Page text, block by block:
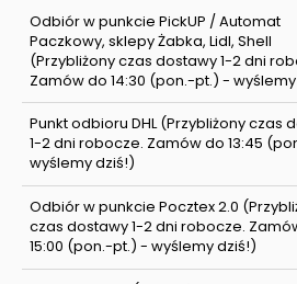
Odbiór w punkcie PickUP / Automat
Paczkowy, sklepy Żabka, Lidl, Shell
(Przybliżony czas dostawy 1-2 dni
Zamów do 14:30 (pon.-pt.) -
Punkt odbioru DHL(Przybliżony czas
1-2 dni robocze. Zamów do 13:45
wyślemy dziś!)
Odbiór w punkcie Pocztex 2.0
czas dostawy 1-2 dni robocze.
15:00 (pon.-pt.) - wyślemy dziś!)